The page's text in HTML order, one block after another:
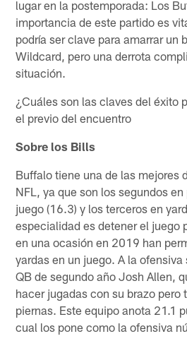
lugar en la postemporada: Los
importancia de este partido es
podría ser clave para amarrar un
Wildcard, pero una derrota
situación.
¿Cuáles son las claves del éxito
el previo del encuentro
Sobre los Bills
Buffalo tiene una de las mejores
NFL, ya que son los segundos
juego (16.3) y los terceros en
especialidad es detener el juego
en una ocasión en 2019 han
yardas en un juego. A la
QB de segundo año Josh Allen,
hacer jugadas con su brazo pero
piernas. Este equipo anota 21.1
cual los pone como la ofensiva